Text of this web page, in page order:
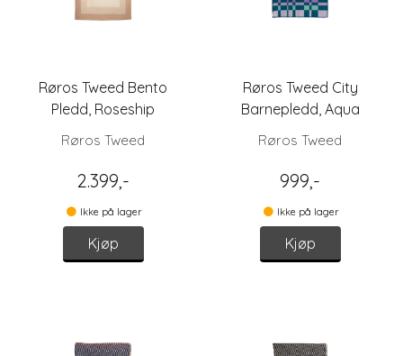
Røros Tweed Bento
Pledd, Roseship
Røros Tweed
2.399,-
Ikke på lager
Kjøp
Røros Tweed City
Barnepledd, Aqua
Røros Tweed
999,-
Ikke på lager
Kjøp